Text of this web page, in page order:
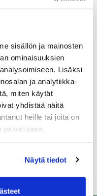
sisällön ja mainosten
ominaisuuksien
Lisäksi
ja analytiikka-
miten käytät
yhdistää näitä
heille tai joita on
Näytä tiedot
Rekisteröidy
ja hyväksyn
(*)